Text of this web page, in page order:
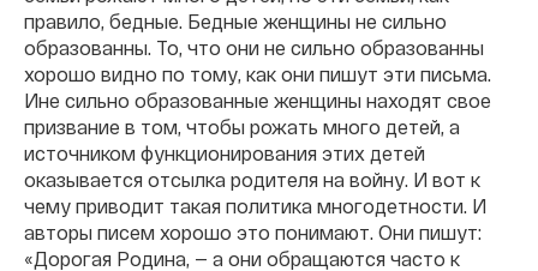
правило, бедные. Бедные женщины не сильно
образованны. То, что они не сильно образованны
хорошо видно по тому, как они пишут эти письма.
Ине сильно образованные женщины находят свое
призвание в том, чтобы рожать много детей, а
источником функционирования этих детей
оказывается отсылка родителя на войну. И вот к
чему приводит такая политика многодетности. И
авторы писем хорошо это понимают. Они пишут:
«Дорогая Родина, — а они обращаются часто к